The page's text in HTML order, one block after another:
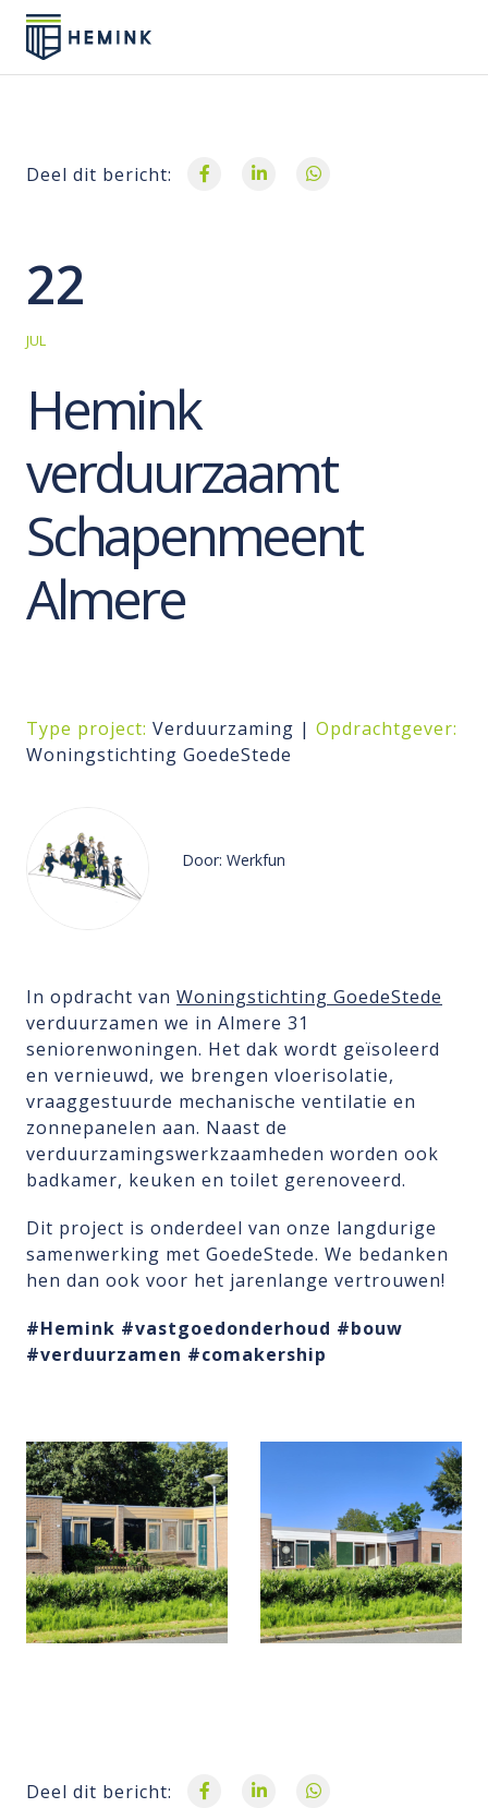
Deel dit bericht:
22
JUL
Hemink
verduurzaamt
Schapenmeent
Almere
Type project: Verduurzaming | Opdrachtgever:
Woningstichting GoedeStede
Door: Werkfun
In opdracht van Woningstichting GoedeStede
verduurzamen we in Almere 31
seniorenwoningen. Het dak wordt geïsoleerd
en vernieuwd, we brengen vloerisolatie,
vraaggestuurde mechanische ventilatie en
zonnepanelen aan. Naast de
verduurzamingswerkzaamheden worden ook
badkamer, keuken en toilet gerenoveerd.
Dit project is onderdeel van onze langdurige
samenwerking met GoedeStede. We bedanken
hen dan ook voor het jarenlange vertrouwen!
#Hemink #vastgoedonderhoud #bouw
#verduurzamen #comakership
Deel dit bericht: